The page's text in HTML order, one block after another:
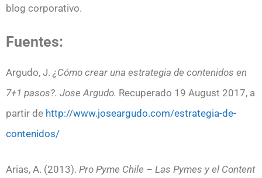
blog corporativo.
Fuentes:
Argudo, J. ¿Cómo crear una estrategia de contenidos en
7+1 pasos?. Jose Argudo. Recuperado 19 August 2017, a
partir de http://www.joseargudo.com/estrategia-de-
contenidos/
Arias, A. (2013). Pro Pyme Chile – Las Pymes y el Content